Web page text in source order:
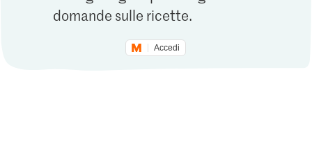
domande sulle ricette.
Accedi